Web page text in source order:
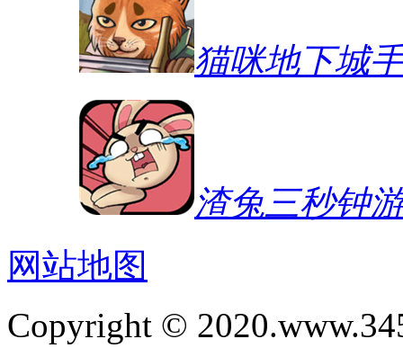
猫咪地下城
渣兔三秒钟
网站地图
Copyright ©